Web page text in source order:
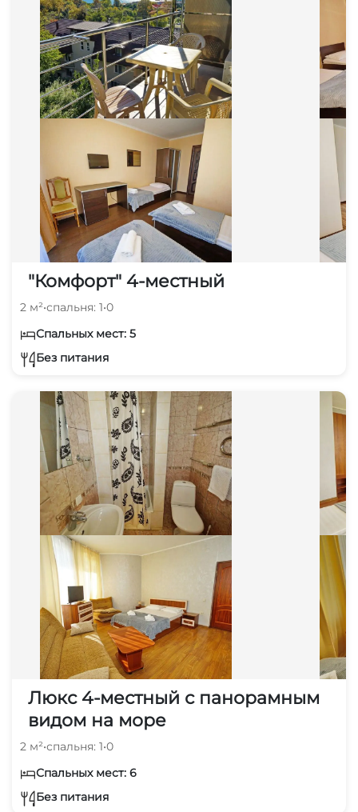
"Комфорт" 4-местный
2 м²•спальня: 1•0
Спальных мест: 5
Без питания
Люкс 4-местный с панорамным
видом на море
2 м²•спальня: 1•0
Спальных мест: 6
Без питания